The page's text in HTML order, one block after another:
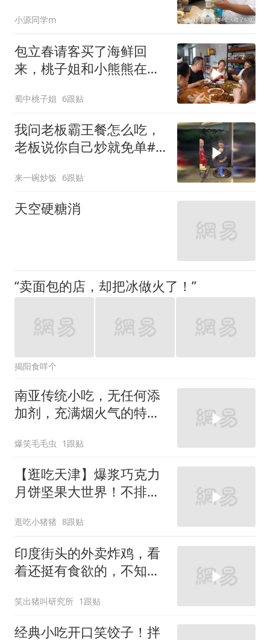
小源同学m
包立春请客买了海鲜回
来，桃子姐和小熊熊在家
蜀中桃子姐 6跟贴
我问老板霸王餐怎么吃，
老板说你自己炒就免单#
来一碗炒饭 6跟贴
天空硬糖消
“卖面包的店，却把冰做火了！”
揭阳食咩个
南亚传统小吃，无任何添
加剂，充满烟火气的特色
爆笑毛毛虫 1跟贴
【逛吃天津】爆浆巧克力
月饼坚果大世界！不排
逛吃小猪猪 8跟贴
印度街头的外卖炸鸡，看
着还挺有食欲的，不知味
笑出猪叫研究所 1跟贴
经典小吃开口笑饺子！拌